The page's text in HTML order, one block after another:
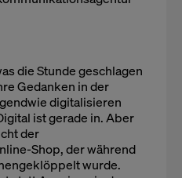
die Stunde geschlagen
Gedanken in der
digitalisieren
ist gerade in. Aber
der
Shop, der während
wurde.